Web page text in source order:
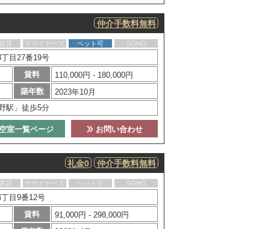
仲介手数料無料
貸 デザイナーズ ペット可 SOHO
目27番19号
賃料
110,000円 - 180,000円
築年数
2023年10月
駅」徒歩5分
お問い合わせ
空室一覧ページ
仲介手数料無料
礼金0
貸 デザイナーズ ペット可 SOHO
目9番12号
賃料
91,000円 - 298,000円